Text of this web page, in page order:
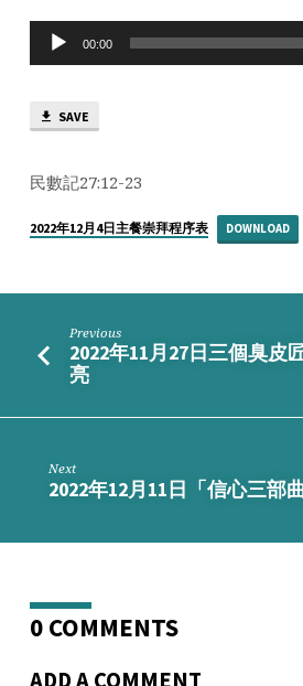
年
12
月
日
續
Audio
Player
00:00
SAVE
民數記27:12-23
2022年12月4日主餐崇拜程序表 DOWNLOAD
Previous
2022年11月27日三個臭皮
亮
Next
2022年12月11日「信心三部曲
0 COMMENTS